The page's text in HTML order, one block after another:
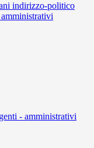
indirizzo-politico
- amministrativi